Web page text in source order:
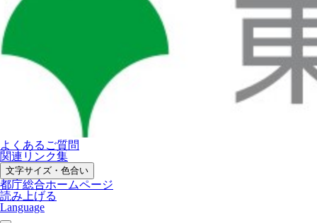
よくあるご質問
関連リンク集
文字サイズ・色合い
都庁総合ホームページ
読み上げる
Language